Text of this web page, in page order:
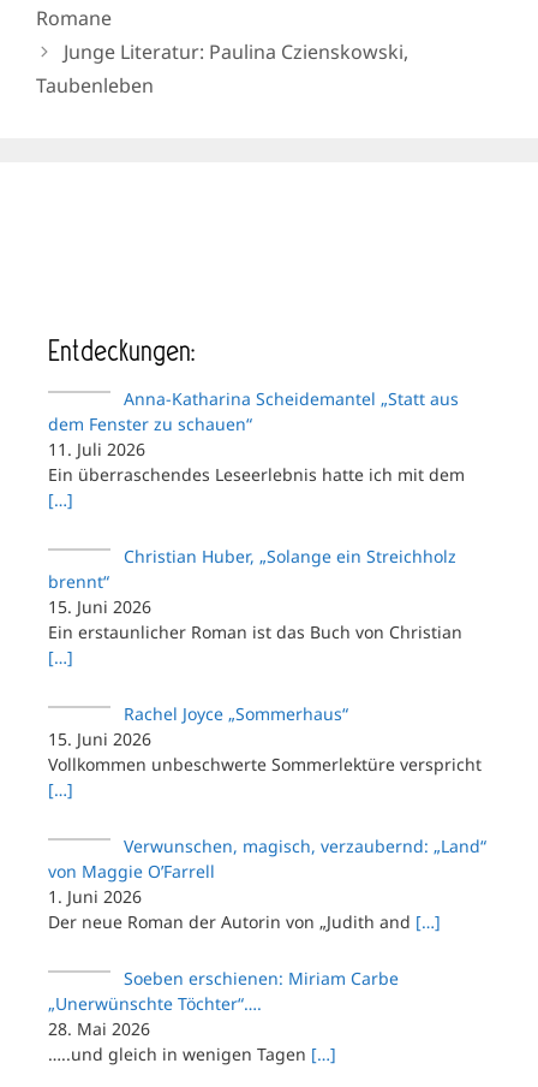
Romane
Junge Literatur: Paulina Czienskowski,
Taubenleben
Entdeckungen:
Anna-Katharina Scheidemantel „Statt aus
dem Fenster zu schauen“
11. Juli 2026
Ein überraschendes Leseerlebnis hatte ich mit dem
[…]
Christian Huber, „Solange ein Streichholz
brennt“
15. Juni 2026
Ein erstaunlicher Roman ist das Buch von Christian
[…]
Rachel Joyce „Sommerhaus“
15. Juni 2026
Vollkommen unbeschwerte Sommerlektüre verspricht
[…]
Verwunschen, magisch, verzaubernd: „Land“
von Maggie O’Farrell
1. Juni 2026
Der neue Roman der Autorin von „Judith and […]
Soeben erschienen: Miriam Carbe
„Unerwünschte Töchter“….
28. Mai 2026
…..und gleich in wenigen Tagen […]